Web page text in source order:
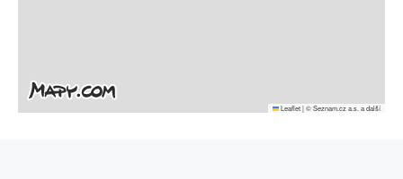
Leaflet|© Seznam.cz a.s. a další